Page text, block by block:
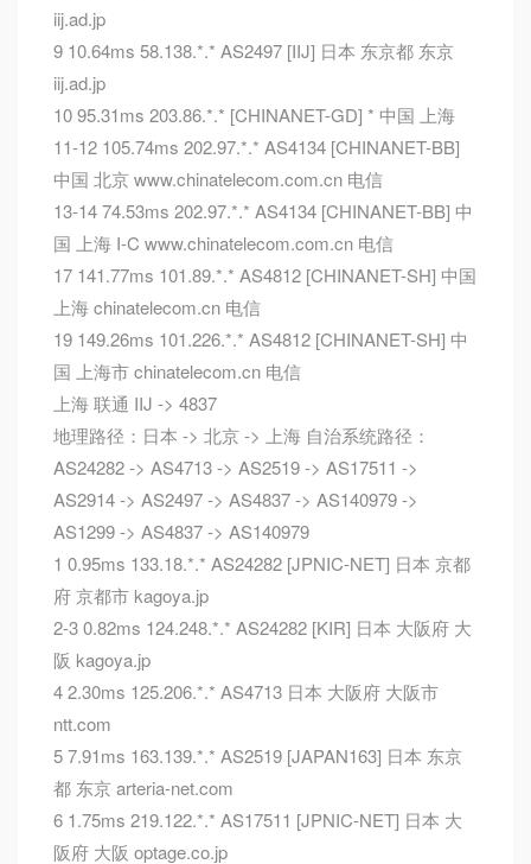
iij.ad.jp
9 10.64ms 58.138.*.* AS2497 [IIJ] 日本 东京都 东京
iij.ad.jp
10 95.31ms 203.86.*.* [CHINANET-GD] * 中国 上海
11-12 105.74ms 202.97.*.* AS4134 [CHINANET-BB]
中国 北京 www.chinatelecom.com.cn 电信
13-14 74.53ms 202.97.*.* AS4134 [CHINANET-BB] 中
国 上海 I-C www.chinatelecom.com.cn 电信
17 141.77ms 101.89.*.* AS4812 [CHINANET-SH] 中国
上海 chinatelecom.cn 电信
19 149.26ms 101.226.*.* AS4812 [CHINANET-SH] 中
国 上海市 chinatelecom.cn 电信
上海 联通 IIJ -> 4837
地理路径：日本 -> 北京 -> 上海 自治系统路径：
AS24282 -> AS4713 -> AS2519 -> AS17511 ->
AS2914 -> AS2497 -> AS4837 -> AS140979 ->
AS1299 -> AS4837 -> AS140979
1 0.95ms 133.18.*.* AS24282 [JPNIC-NET] 日本 京都
府 京都市 kagoya.jp
2-3 0.82ms 124.248.*.* AS24282 [KIR] 日本 大阪府 大
阪 kagoya.jp
4 2.30ms 125.206.*.* AS4713 日本 大阪府 大阪市
ntt.com
5 7.91ms 163.139.*.* AS2519 [JAPAN163] 日本 东京
都 东京 arteria-net.com
6 1.75ms 219.122.*.* AS17511 [JPNIC-NET] 日本 大
阪府 大阪 optage.co.jp